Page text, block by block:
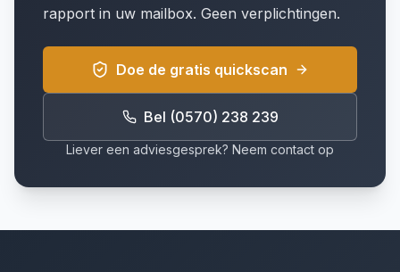
rapport in uw mailbox. Geen verplichtingen.
Doe de gratis quickscan
Bel (0570) 238 239
Liever een adviesgesprek? Neem contact op